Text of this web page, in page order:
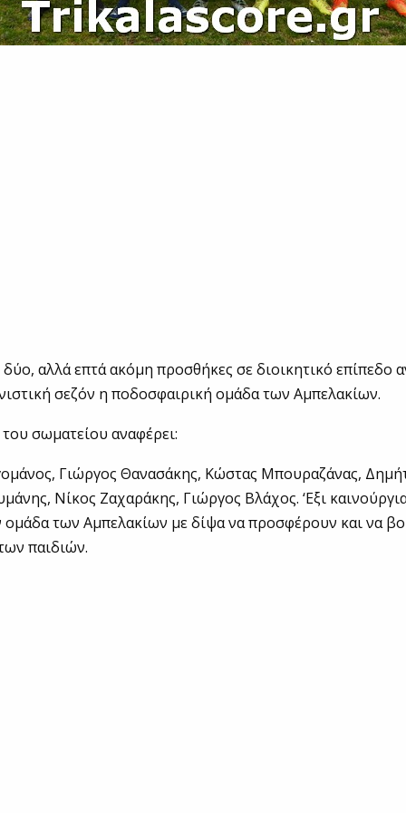
αλλά επτά ακόμη προσθήκες σε διοικητικό επίπεδο
σεζόν η ποδοσφαιρική ομάδα των Αμπελακίων.
σωματείου αναφέρει:
Γιώργος Θανασάκης, Κώστας Μπουραζάνας,
Νίκος Ζαχαράκης, Γιώργος Βλάχος. ‘Εξι
των Αμπελακίων με δίψα να προσφέρουν και να
παιδιών.